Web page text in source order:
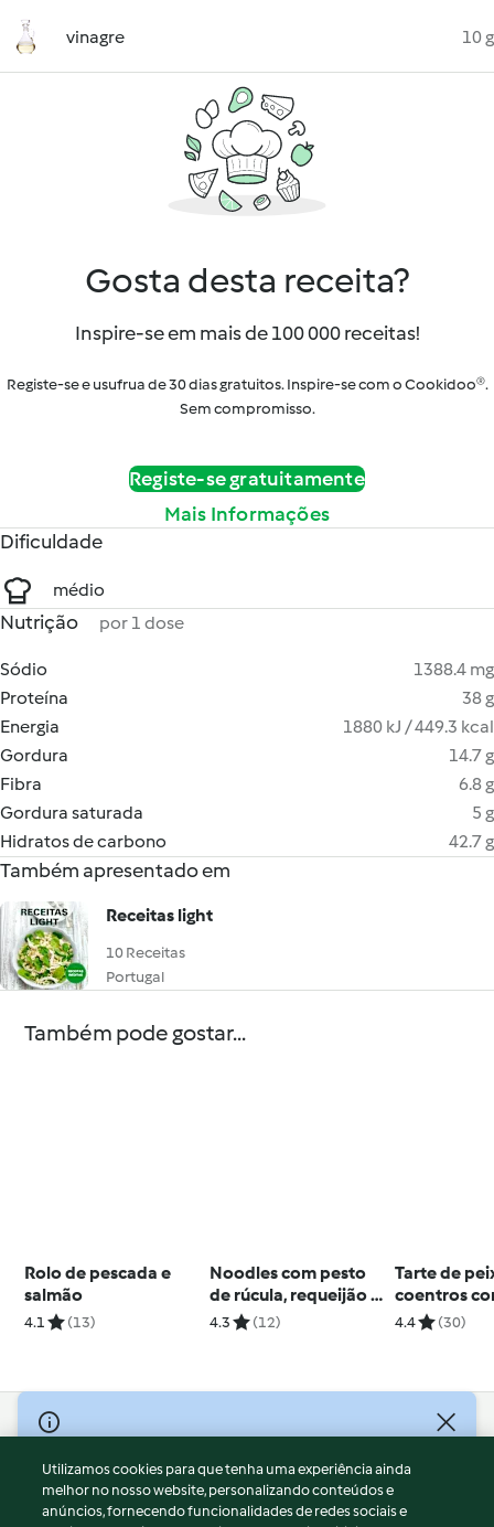
vinagre 10 g
Gosta desta receita?
Inspire-se em mais de 100 000 receitas!
Registe-se e usufrua de 30 dias gratuitos. Inspire-se com o Cookidoo®.
Sem compromisso.
Registe-se gratuitamente
Mais Informações
Dificuldade
médio
Nutrição por 1 dose
Sódio
1388.4 mg
Proteína
38 g
Energia
1880 kJ / 449.3 kcal
Gordura
14.7 g
Fibra
6.8 g
Gordura saturada
5 g
Hidratos de carbono
42.7 g
Também apresentado em
Receitas light
10 Receitas
Portugal
Também pode gostar...
Rolo de pescada e
salmão
4.1 (13)
Noodles com pesto
de rúcula, requeijão e
presunto
4.3 (12)
Tarte de
coentros
da Ilha
4.4 (30)
© Copyright 2026
Termos de Utilização
Aviso sobre Proteção de Dados
Utilizamos cookies para que tenha uma experiência ainda
melhor no nosso website, personalizando conteúdos e
anúncios, fornecendo funcionalidades de redes sociais e